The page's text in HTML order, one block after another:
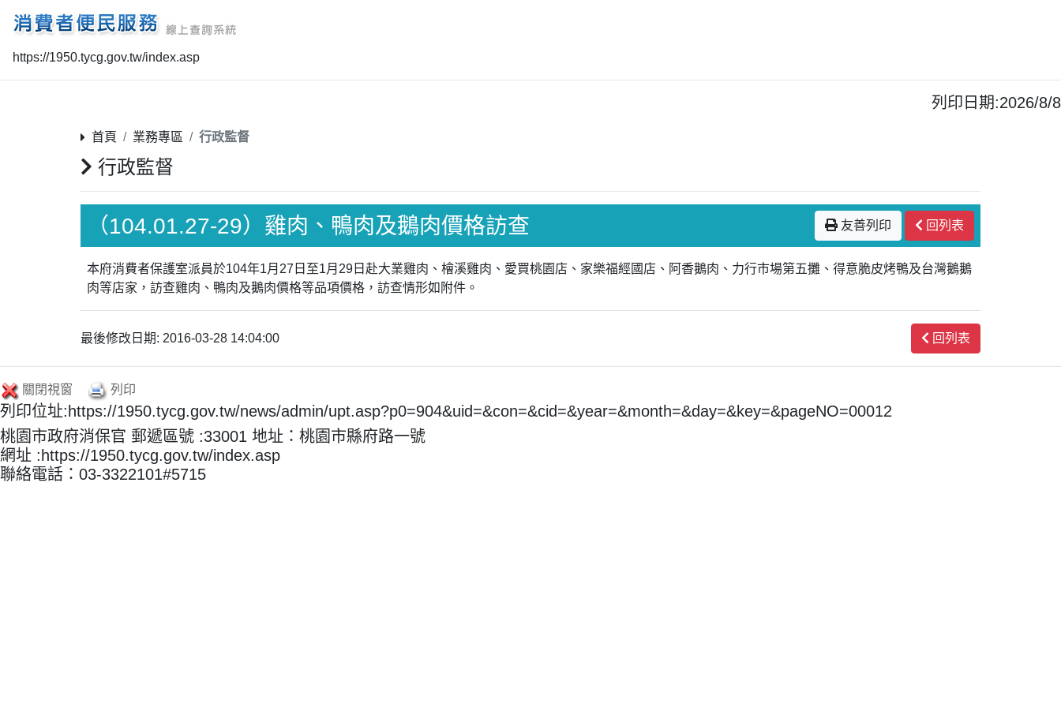
https://1950.tycg.gov.tw/index.asp
列印日期:2026/8/8
首頁 業務專區 行政監督
行政監督
（104.01.27-29）雞肉、鴨肉及鵝肉價格訪查 友善列印 回列表
本府消費者保護室派員於104年1月27日至1月29日赴大業雞肉、檜溪雞肉、愛買桃園店、家樂福經國店、阿香鵝肉、力行市場第五攤、得意脆皮烤鴨及台灣鵝鵝
肉等店家，訪查雞肉、鴨肉及鵝肉價格等品項價格，訪查情形如附件。
最後修改日期: 2016-03-28 14:04:00 回列表
關閉視窗 列印
列印位址:https://1950.tycg.gov.tw/news/admin/upt.asp?p0=904&uid=&con=&cid=&year=&month=&day=&key=&pageNO=00012
桃園市政府消保官 郵遞區號 :33001 地址：桃園市縣府路一號
網址 :https://1950.tycg.gov.tw/index.asp
聯絡電話：03-3322101#5715